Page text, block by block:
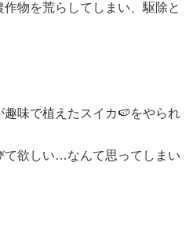
物を荒らしてしまい、駆除と
味で植えたスイカ🍉をやられ
て欲しい…なんて思ってしまい